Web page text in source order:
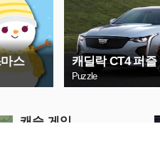
스 캐딜락 CT4 퍼즐
Puzzle
캐슬 게임